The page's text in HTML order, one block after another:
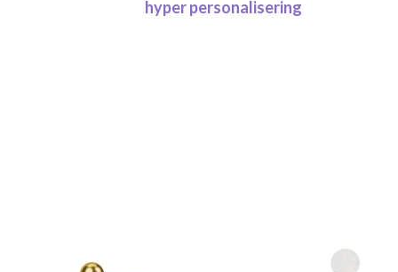
hyper personalisering